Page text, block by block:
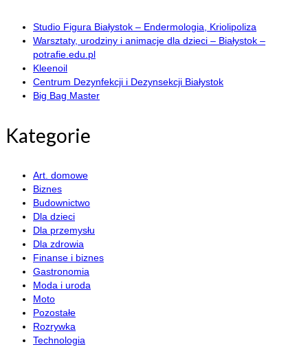
Studio Figura Białystok – Endermologia, Kriolipoliza
Warsztaty, urodziny i animacje dla dzieci – Białystok –
potrafie.edu.pl
Kleenoil
Centrum Dezynfekcji i Dezynsekcji Białystok
Big Bag Master
Kategorie
Art. domowe
Biznes
Budownictwo
Dla dzieci
Dla przemysłu
Dla zdrowia
Finanse i biznes
Gastronomia
Moda i uroda
Moto
Pozostałe
Rozrywka
Technologia